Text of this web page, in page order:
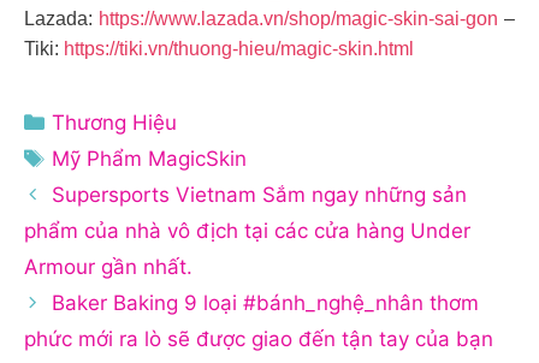
Lazada: https://www.lazada.vn/shop/magic-skin-sai-gon –
Tiki: https://tiki.vn/thuong-hieu/magic-skin.html
Danh
mục
Thương Hiệu
Thẻ
Mỹ Phẩm MagicSkin
Supersports Vietnam Sắm ngay những sản
phẩm của nhà vô địch tại các cửa hàng Under
Armour gần nhất.
Baker Baking 9 loại #bánh_nghệ_nhân thơm
phức mới ra lò sẽ được giao đến tận tay của bạn